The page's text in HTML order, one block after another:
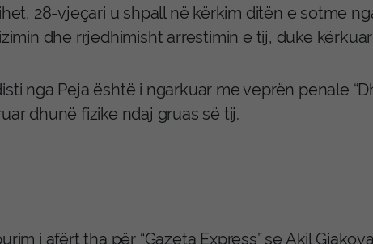
28-vjeçari u shpall në kërkim ditën e sotme
dhe rrjedhimisht arrestimin e tij, duke
nga Peja është i ngarkuar me veprën penale
dhunë fizike ndaj gruas së tij.
i afërt tha për “Gazeta Express” se Akil